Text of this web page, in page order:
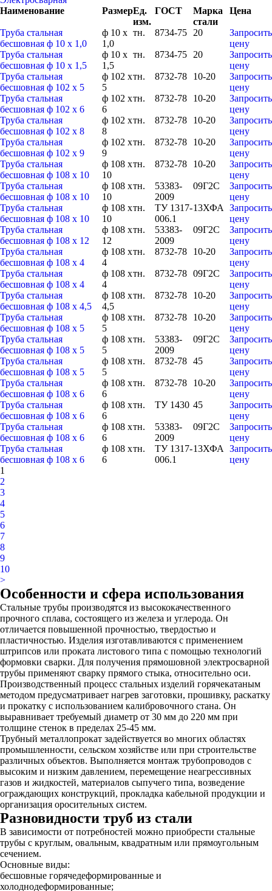
Наименование
РазмерЕд.
изм.
ГОСТ
Марка
стали
Цена
Труба стальная
бесшовная ф 10 х 1,0
ф 10 х
1,0
тн. 8734-75 20
Запросить
цену
Труба стальная
бесшовная ф 10 х 1,5
ф 10 х
1,5
тн. 8734-75 20
Запросить
цену
Труба стальная
бесшовная ф 102 х 5
ф 102 х
5
тн. 8732-78 10-20
Запросить
цену
Труба стальная
бесшовная ф 102 х 6
ф 102 х
6
тн. 8732-78 10-20
Запросить
цену
Труба стальная
бесшовная ф 102 х 8
ф 102 х
8
тн. 8732-78 10-20
Запросить
цену
Труба стальная
бесшовная ф 102 х 9
ф 102 х
9
тн. 8732-78 10-20
Запросить
цену
Труба стальная
бесшовная ф 108 х 10
ф 108 х
10
тн. 8732-78 10-20
Запросить
цену
Труба стальная
бесшовная ф 108 х 10
ф 108 х
10
тн.
53383-
2009
09Г2С
Запросить
цену
Труба стальная
бесшовная ф 108 х 10
ф 108 х
10
тн.
ТУ 1317-
006.1
13ХФА
Запросить
цену
Труба стальная
бесшовная ф 108 х 12
ф 108 х
12
тн.
53383-
2009
09Г2С
Запросить
цену
Труба стальная
бесшовная ф 108 х 4
ф 108 х
4
тн. 8732-78 10-20
Запросить
цену
Труба стальная
бесшовная ф 108 х 4
ф 108 х
4
тн. 8732-78 09Г2С
Запросить
цену
Труба стальная
бесшовная ф 108 х 4,5
ф 108 х
4,5
тн. 8732-78 10-20
Запросить
цену
Труба стальная
бесшовная ф 108 х 5
ф 108 х
5
тн. 8732-78 10-20
Запросить
цену
Труба стальная
бесшовная ф 108 х 5
ф 108 х
5
тн.
53383-
2009
09Г2С
Запросить
цену
Труба стальная
бесшовная ф 108 х 5
ф 108 х
5
тн. 8732-78 45
Запросить
цену
Труба стальная
бесшовная ф 108 х 6
ф 108 х
6
тн. 8732-78 10-20
Запросить
цену
Труба стальная
бесшовная ф 108 х 6
ф 108 х
6
тн. ТУ 1430 45
Запросить
цену
Труба стальная
бесшовная ф 108 х 6
ф 108 х
6
тн.
53383-
2009
09Г2С
Запросить
цену
Труба стальная
бесшовная ф 108 х 6
ф 108 х
6
тн.
ТУ 1317-
006.1
13ХФА
Запросить
цену
1
2
3
4
5
6
7
8
9
10
>
Особенности и сфера использования
Стальные трубы производятся из высококачественного
прочного сплава, состоящего из железа и углерода. Он
отличается повышенной прочностью, твердостью и
пластичностью. Изделия изготавливаются с применением
штрипсов или проката листового типа с помощью технологий
формовки сварки. Для получения прямошовной электросварной
трубы применяют сварку прямого стыка, относительно оси.
Производственный процесс стальных изделий горячекатаным
методом предусматривает нагрев заготовки, прошивку, раскатку
и прокатку с использованием калибровочного стана. Он
выравнивает требуемый диаметр от 30 мм до 220 мм при
толщине стенок в пределах 25-45 мм.
Трубный металлопрокат задействуется во многих областях
промышленности, сельском хозяйстве или при строительстве
различных объектов. Выполняется монтаж трубопроводов с
высоким и низким давлением, перемещение неагрессивных
газов и жидкостей, материалов сыпучего типа, возведение
ограждающих конструкций, прокладка кабельной продукции и
организация оросительных систем.
Разновидности труб из стали
В зависимости от потребностей можно приобрести стальные
трубы с круглым, овальным, квадратным или прямоугольным
сечением.
Основные виды:
бесшовные горячедеформированные и
холоднодеформированные;